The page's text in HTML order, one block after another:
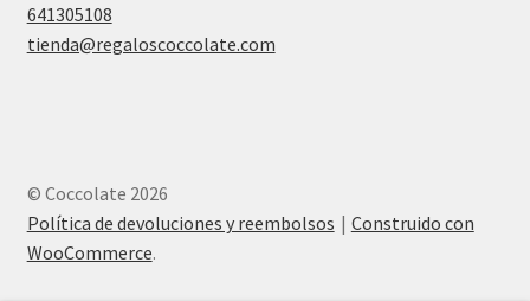
641305108
tienda@regaloscoccolate.com
© Coccolate 2026
Política de devoluciones y reembolsos
Construido con
WooCommerce.